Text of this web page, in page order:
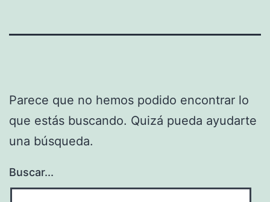
Parece que no hemos podido encontrar lo
que estás buscando. Quizá pueda ayudarte
una búsqueda.
Buscar...